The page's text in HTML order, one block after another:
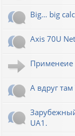
Big… big
Axis 70U
Применеие
А вдруг там
UA1.